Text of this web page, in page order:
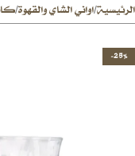
الرئيسية/اواني الشاي والقهوة/
-25%